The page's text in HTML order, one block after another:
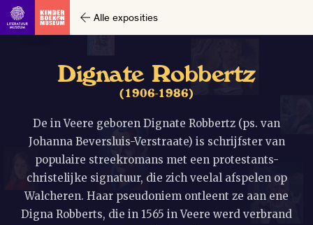
Alle exposities
Dignate Robbertz
(1906-1986)
De in Veere geboren Dignate Robbertz (ps. van
Johanna Beversluis-Verstraate) is schrijfster van
populaire streekromans met een protestants-
christelijke signatuur, die zich veelal afspelen op
Walcheren. Haar pseudoniem ontleent ze aan ene
Digna Robberts, die in 1565 in Veere werd verbrand